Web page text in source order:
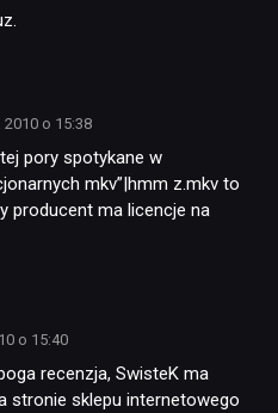
o 15:38
pory spotykane w
mkv”|hmm z.mkv to
producent ma licencje na
o 15:40
recenzja, SwisteK ma
stronie sklepu internetowego